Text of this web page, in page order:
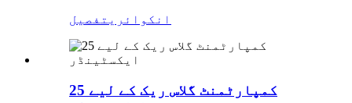
انکوائری تفصیل
25 کمپارٹمنٹ گلاس ریک کے لیے